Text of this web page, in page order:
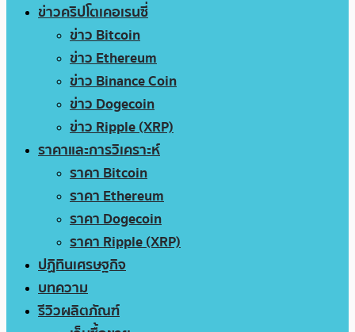
ข่าวคริปโตเคอเรนซี่
ข่าว Bitcoin
ข่าว Ethereum
ข่าว Binance Coin
ข่าว Dogecoin
ข่าว Ripple (XRP)
ราคาและการวิเคราะห์
ราคา Bitcoin
ราคา Ethereum
ราคา Dogecoin
ราคา Ripple (XRP)
ปฏิทินเศรษฐกิจ
บทความ
รีวิวผลิตภัณฑ์